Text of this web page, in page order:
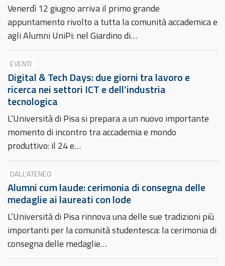
Venerdì 12 giugno arriva il primo grande
appuntamento rivolto a tutta la comunità accademica e
agli Alumni UniPi: nel Giardino di…
EVENTI
Digital & Tech Days: due giorni tra lavoro e
ricerca nei settori ICT e dell’industria
tecnologica
L’Università di Pisa si prepara a un nuovo importante
momento di incontro tra accademia e mondo
produttivo: il 24 e…
DALL'ATENEO
Alumni cum laude: cerimonia di consegna delle
medaglie ai laureati con lode
L’Università di Pisa rinnova una delle sue tradizioni più
importanti per la comunità studentesca: la cerimonia di
consegna delle medaglie…